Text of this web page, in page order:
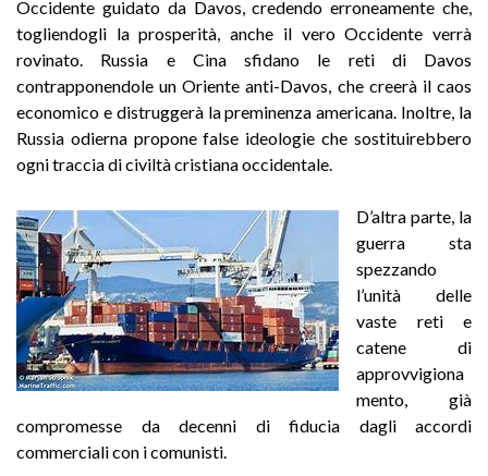
Occidente guidato da Davos, credendo erroneamente che,
togliendogli la prosperità, anche il vero Occidente verrà
rovinato. Russia e Cina sfidano le reti di Davos
contrapponendole un Oriente anti-Davos, che creerà il caos
economico e distruggerà la preminenza americana. Inoltre, la
Russia odierna propone false ideologie che sostituirebbero
ogni traccia di civiltà cristiana occidentale.
D’altra parte, la
guerra sta
spezzando
l’unità delle
vaste reti e
catene di
approvvigiona
mento, già
compromesse da decenni di fiducia dagli accordi
commerciali con i comunisti.